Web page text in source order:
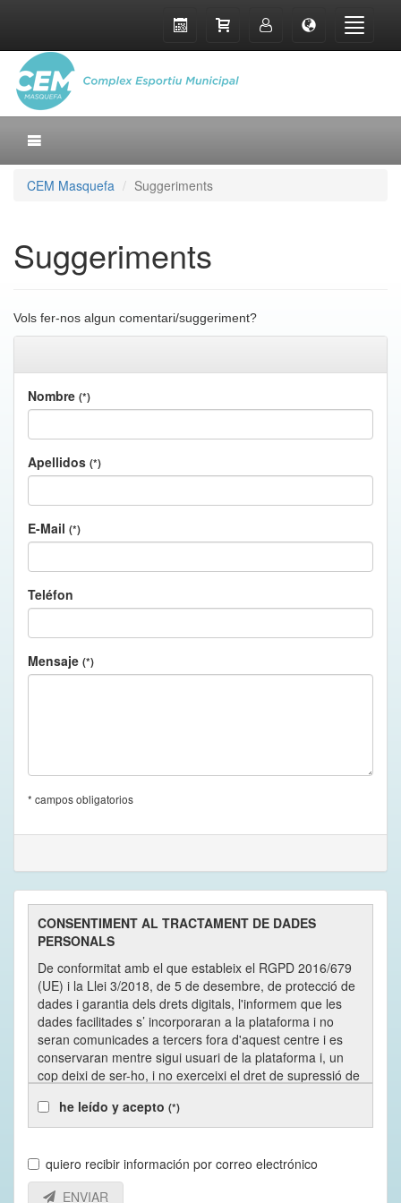
CEM Masquefa Suggeriments
Suggeriments
Vols fer-nos algun comentari/suggeriment?
Nombre (*)
Apellidos (*)
E-Mail (*)
Teléfon
Mensaje (*)
* campos obligatorios
CONSENTIMENT AL TRACTAMENT DE DADES
PERSONALS
De conformitat amb el que estableix el RGPD 2016/679
(UE) i la Llei 3/2018, de 5 de desembre, de protecció de
dades i garantia dels drets digitals, l'informem que les
dades facilitades s’ incorporaran a la plataforma i no
seran comunicades a tercers fora d'aquest centre i es
conservaran mentre sigui usuari de la plataforma i, un
cop deixi de ser-ho, i no exerceixi el dret de supressió de
virtut de les normatives fiscals d’aplicació.
i el Data Center es troba dins de la UE. La gestió
informàtica de la mateixa la du a terme KOMPINI
TECHNOLOGIES, SL amb CIF B67298166 i domicili a C/
he leído y acepto (*)
quiero recibir información por correo electrónico
ENVIAR